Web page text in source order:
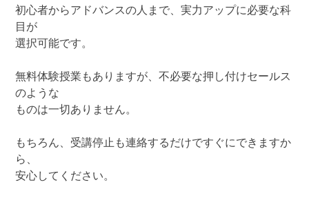
初心者からアドバンスの人まで、実力アップに必要な科
目が
選択可能です。
無料体験授業もありますが、不必要な押し付けセールス
のような
ものは一切ありません。
もちろん、受講停止も連絡するだけですぐにできますか
ら、
安心してください。